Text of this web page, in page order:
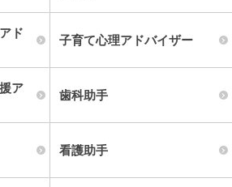
ド
子育て心理アドバイザー
ア
歯科助手
看護助手